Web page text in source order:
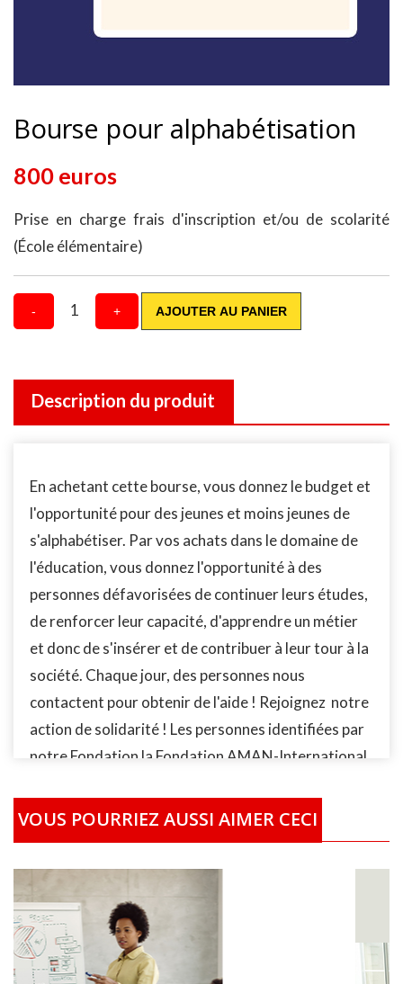
Bourse pour alphabétisation
800 euros
Prise en charge frais d'inscription et/ou de scolarité
(École élémentaire)
- 1 + AJOUTER AU PANIER
Description du produit
En achetant cette bourse, vous donnez le budget et
l'opportunité pour des jeunes et moins jeunes de
s'alphabétiser. Par vos achats dans le domaine de
l'éducation, vous donnez l'opportunité à des
personnes défavorisées de continuer leurs études,
de renforcer leur capacité, d'apprendre un métier
et donc de s'insérer et de contribuer à leur tour à la
société. Chaque jour, des personnes nous
contactent pour obtenir de l'aide ! Rejoignez notre
action de solidarité ! Les personnes identifiées par
notre Fondation la Fondation AMAN-International
le financement de leur études/formation
localement partout dans le monde. En fonction de
recevront la prise en charge complète ou partielle
selon le cas de leur études/formation. Vous pouvez
également acheter plusieurs Kits scolaires afin de
nous permettre de financer plusieurs enfants. Ou
VOUS POURRIEZ AUSSI AIMER CECI